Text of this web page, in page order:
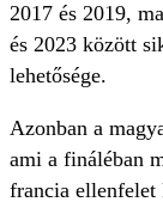
2017 és 2019,
és 2023 között
lehetősége.
Azonban a
ami a fináléban
francia